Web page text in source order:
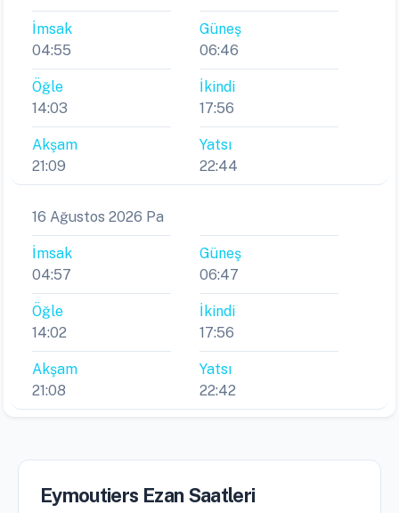
İmsak
04:55
Güneş
06:46
Öğle
14:03
İkindi
17:56
Akşam
21:09
Yatsı
22:44
16 Ağustos 2026 Pa
İmsak
04:57
Güneş
06:47
Öğle
14:02
İkindi
17:56
Akşam
21:08
Yatsı
22:42
Eymoutiers Ezan Saatleri